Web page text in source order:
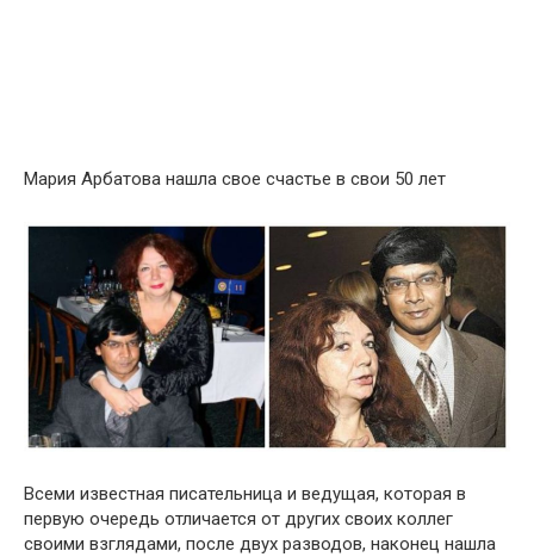
Мария Арбатова нашла свое счастье в свои 50 лет
Всеми известная писательница и ведущая, которая в
первую очередь отличается от других своих коллег
своими взглядами, после двух разводов, наконец нашла